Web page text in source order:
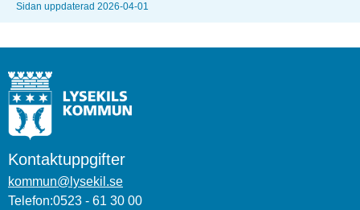
Sidan uppdaterad 2026-04-01
Kontaktuppgifter
kommun@lysekil.se
Telefon:0523 - 61 30 00